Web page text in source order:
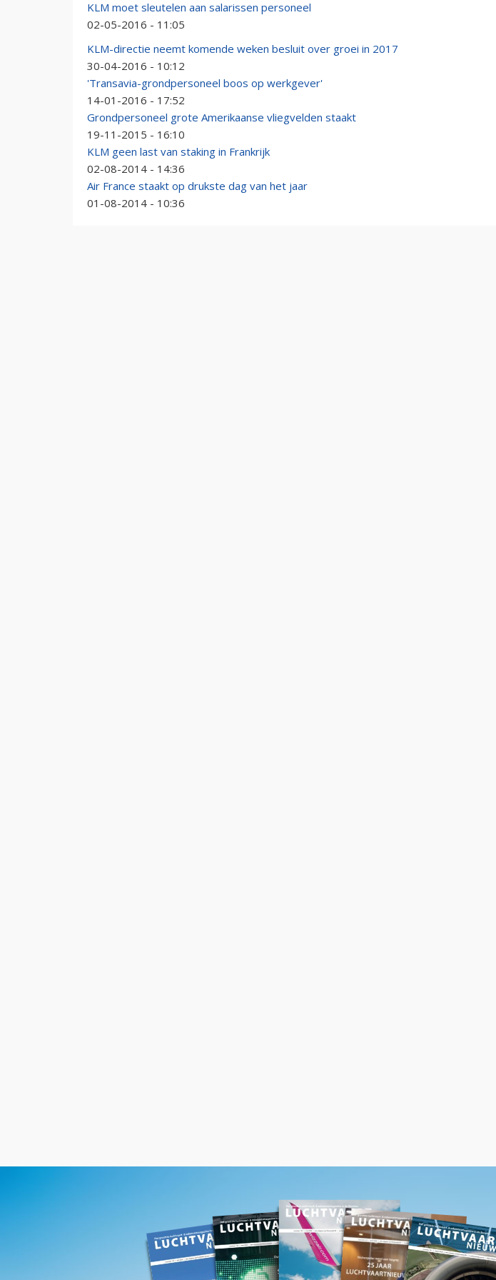
KLM moet sleutelen aan salarissen personeel
02-05-2016 - 11:05
KLM-directie neemt komende weken besluit over groei in 2017
30-04-2016 - 10:12
'Transavia-grondpersoneel boos op werkgever'
14-01-2016 - 17:52
Grondpersoneel grote Amerikaanse vliegvelden staakt
19-11-2015 - 16:10
KLM geen last van staking in Frankrijk
02-08-2014 - 14:36
Air France staakt op drukste dag van het jaar
01-08-2014 - 10:36